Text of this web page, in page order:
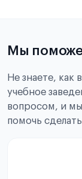
Мы
Не знаете, как
учебное
вопросом, и
помочь